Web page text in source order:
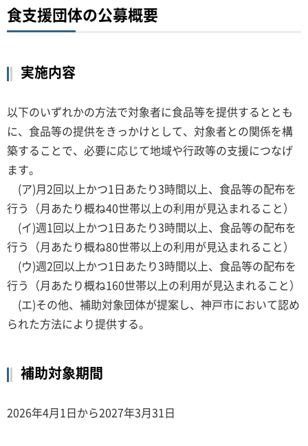
食支援団体の公募概要
実施内容
以下のいずれかの方法で対象者に食品等を提供するととも
に、食品等の提供をきっかけとして、対象者との関係を構
築することで、必要に応じて地域や行政等の支援につなげ
ます。
(ア)月2回以上かつ1日あたり3時間以上、食品等の配布を
行う（月あたり概ね40世帯以上の利用が見込まれること）
(イ)週1回以上かつ1日あたり3時間以上、食品等の配布を
行う（月あたり概ね80世帯以上の利用が見込まれること）
(ウ)週2回以上かつ1日あたり3時間以上、食品等の配布を
行う（月あたり概ね160世帯以上の利用が見込まれること）
(エ)その他、補助対象団体が提案し、神戸市において認め
られた方法により提供する。
補助対象期間
2026年4月1日から2027年3月31日